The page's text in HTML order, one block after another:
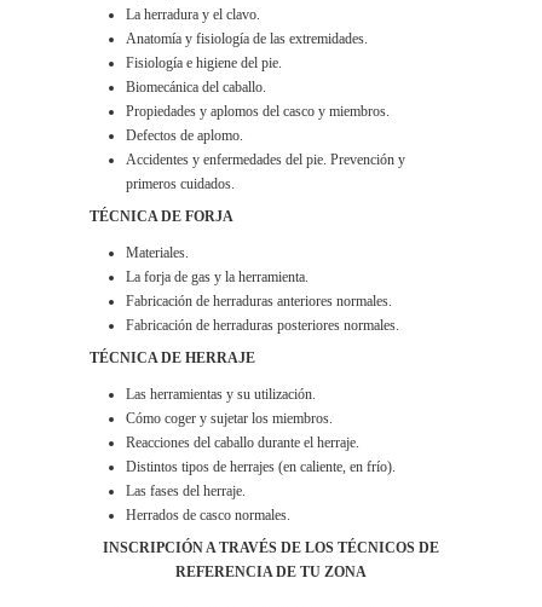
La herradura y el clavo.
Anatomía y fisiología de las extremidades.
Fisiología e higiene del pie.
Biomecánica del caballo.
Propiedades y aplomos del casco y miembros.
Defectos de aplomo.
Accidentes y enfermedades del pie. Prevención y
primeros cuidados.
TÉCNICA DE FORJA
Materiales.
La forja de gas y la herramienta.
Fabricación de herraduras anteriores normales.
Fabricación de herraduras posteriores normales.
TÉCNICA DE HERRAJE
Las herramientas y su utilización.
Cómo coger y sujetar los miembros.
Reacciones del caballo durante el herraje.
Distintos tipos de herrajes (en caliente, en frío).
Las fases del herraje.
Herrados de casco normales.
INSCRIPCIÓN A TRAVÉS DE LOS TÉCNICOS DE
REFERENCIA DE TU ZONA